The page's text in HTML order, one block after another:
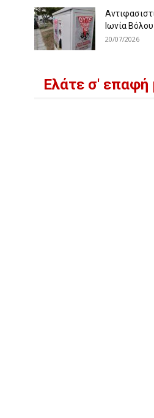
Ιωνία Βόλου
20/07/2026
Ελάτε σ' επαφή